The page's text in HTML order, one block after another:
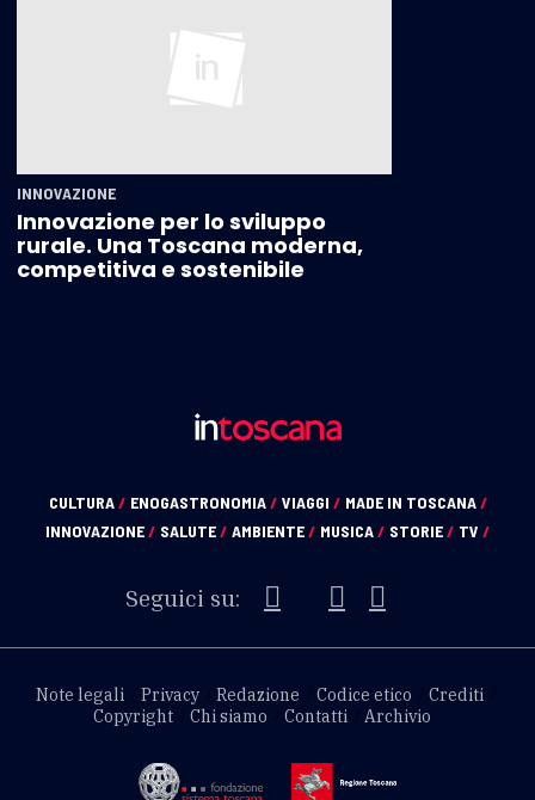
INNOVAZIONE
Innovazione per lo sviluppo
rurale. Una Toscana moderna,
competitiva e sostenibile
CULTURA/ ENOGASTRONOMIA/ VIAGGI / MADE IN TOSCANA/
INNOVAZIONE/ SALUTE/ AMBIENTE/ MUSICA/ STORIE/ TV /
Seguici su:
Note legali Privacy Redazione Codice etico
Crediti
Copyright
Chi siamo Contatti Archivio